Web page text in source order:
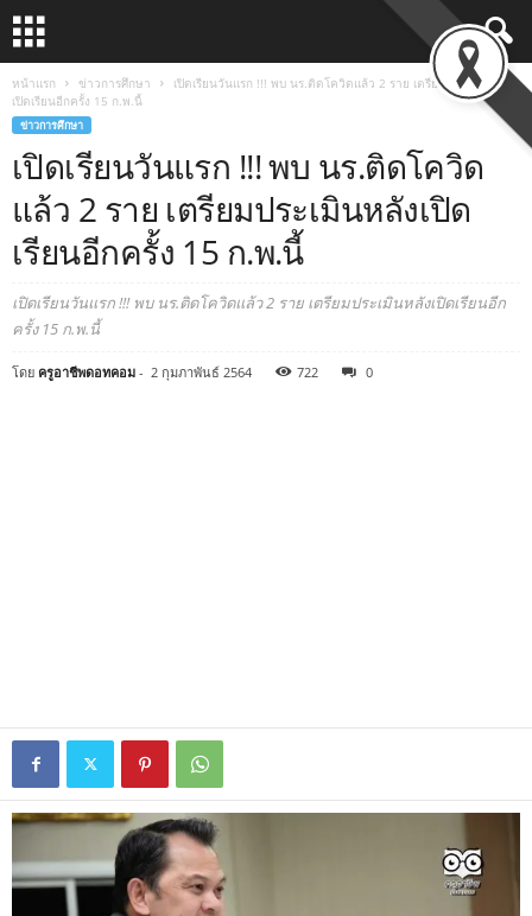
หน้าแรก ข่าวการศึกษา
เปิดเรียนวันแรก !!! พบ นร.ติดโควิดแล้ว 2 ราย เตรียมประเมินหลัง
เปิดเรียนอีกครั้ง 15 ก.พ.นี้
ข่าวการศึกษา
เปิดเรียนวันแรก !!! พบ นร.ติดโควิด
แล้ว 2 ราย เตรียมประเมินหลังเปิด
เรียนอีกครั้ง 15 ก.พ.นี้
เปิดเรียนวันแรก !!! พบ นร.ติดโควิดแล้ว 2 ราย เตรียมประเมินหลังเปิดเรียนอีก
ครั้ง 15 ก.พ.นี้
โดย ครูอาชีพดอทคอม - 2 กุมภาพันธ์ 2564 722 0